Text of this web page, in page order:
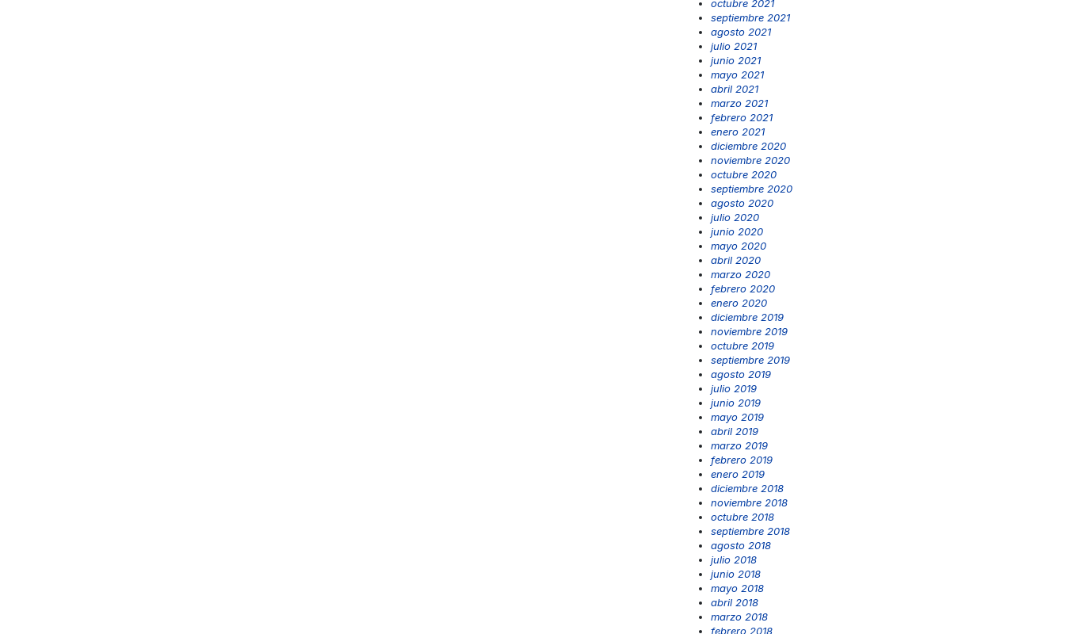
octubre 2021
septiembre 2021
agosto 2021
julio 2021
junio 2021
mayo 2021
abril 2021
marzo 2021
febrero 2021
enero 2021
diciembre 2020
noviembre 2020
octubre 2020
septiembre 2020
agosto 2020
julio 2020
junio 2020
mayo 2020
abril 2020
marzo 2020
febrero 2020
enero 2020
diciembre 2019
noviembre 2019
octubre 2019
septiembre 2019
agosto 2019
julio 2019
junio 2019
mayo 2019
abril 2019
marzo 2019
febrero 2019
enero 2019
diciembre 2018
noviembre 2018
octubre 2018
septiembre 2018
agosto 2018
julio 2018
junio 2018
mayo 2018
abril 2018
marzo 2018
febrero 2018